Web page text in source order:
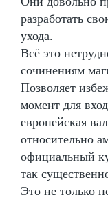
разработать
ухода.
Всё это
сочинениям
Позволяет
момент для
европейская
относительно
официальный
так
Это не только